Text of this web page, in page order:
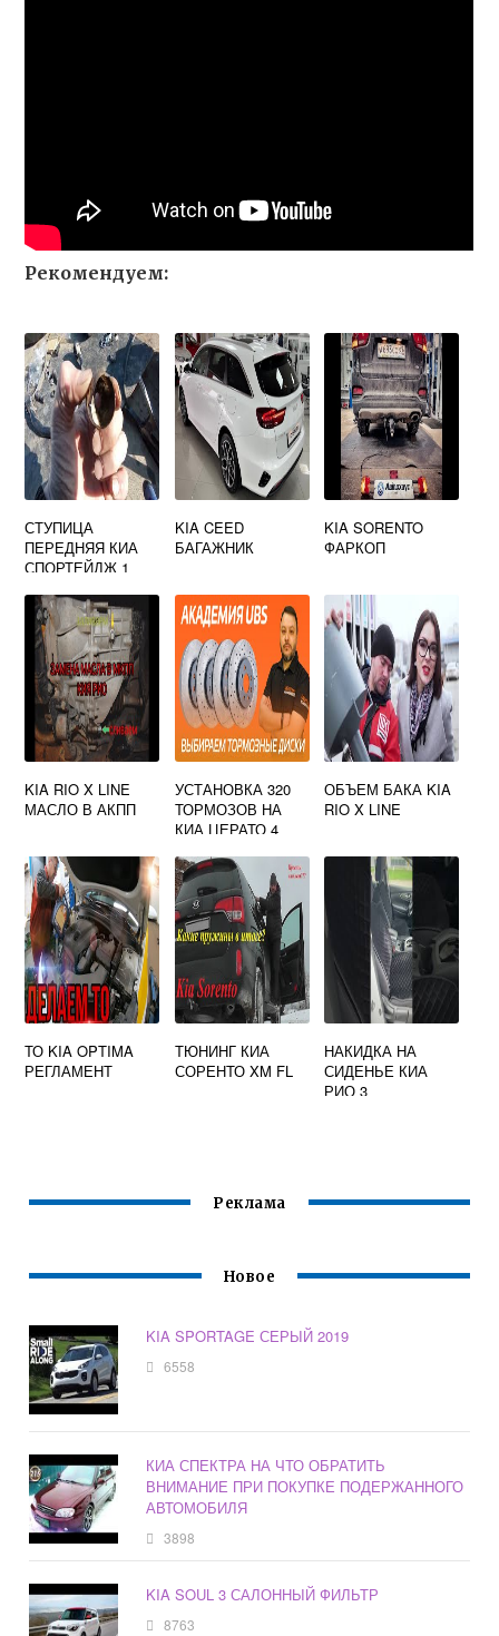
Рекомендуем:
СТУПИЦА
ПЕРЕДНЯЯ КИА
СПОРТЕЙДЖ 1
KIA CEED
БАГАЖНИК
KIA SORENTO
ФАРКОП
KIA RIO X LINE
МАСЛО В АКПП
УСТАНОВКА 320
ТОРМОЗОВ НА
КИА ЦЕРАТО 4
ОБЪЕМ БАКА KIA
RIO X LINE
ТО KIA OPTIMA
РЕГЛАМЕНТ
ТЮНИНГ КИА
СОРЕНТО XM FL
НАКИДКА НА
СИДЕНЬЕ КИА
РИО 3
Реклама
Новое
KIA SPORTAGE СЕРЫЙ 2019
6558
КИА СПЕКТРА НА ЧТО ОБРАТИТЬ
ВНИМАНИЕ ПРИ ПОКУПКЕ ПОДЕРЖАННОГО
АВТОМОБИЛЯ
3898
KIA SOUL 3 САЛОННЫЙ ФИЛЬТР
8763